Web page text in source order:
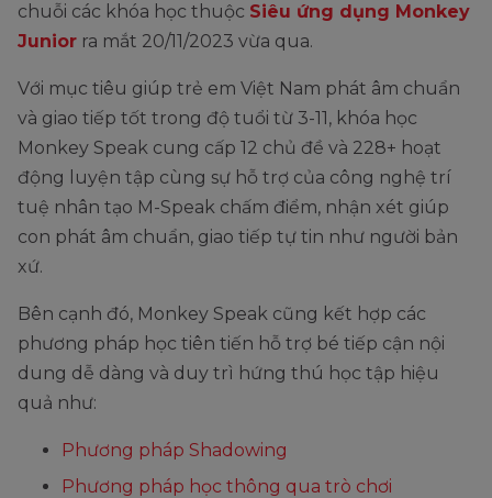
chuỗi các khóa học thuộc Siêu ứng dụng Monkey
Junior ra mắt 20/11/2023 vừa qua.
Với mục tiêu giúp trẻ em Việt Nam phát âm chuẩn
và giao tiếp tốt trong độ tuổi từ 3-11, khóa học
Monkey Speak cung cấp 12 chủ đề và 228+ hoạt
động luyện tập cùng sự hỗ trợ của công nghệ trí
tuệ nhân tạo M-Speak chấm điểm, nhận xét giúp
con phát âm chuẩn, giao tiếp tự tin như người bản
xứ.
Bên cạnh đó, Monkey Speak cũng kết hợp các
phương pháp học tiên tiến hỗ trợ bé tiếp cận nội
dung dễ dàng và duy trì hứng thú học tập hiệu
quả như:
Phương pháp Shadowing
Phương pháp học thông qua trò chơi